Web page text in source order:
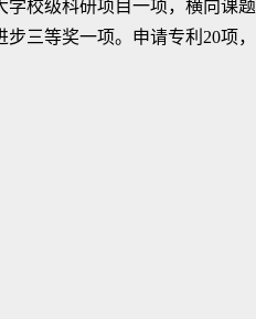
校级科研项目一项，横向课题
三等奖一项。申请专利 20项，